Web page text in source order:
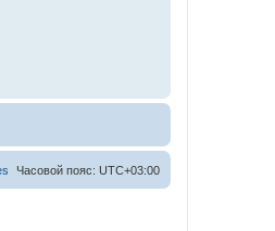
Часовой пояс: UTC+03:00